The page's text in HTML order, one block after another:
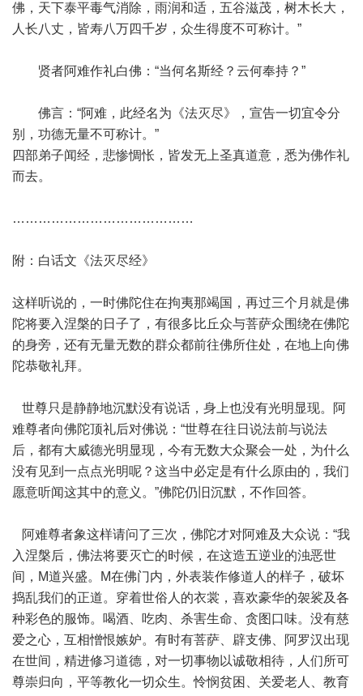
佛，天下泰平毒气消除，雨润和适，五谷滋茂，树木长大，
人长八丈，皆寿八万四千岁，众生得度不可称计。”
贤者阿难作礼白佛：“当何名斯经？云何奉持？”
佛言：“阿难，此经名为《法灭尽》，宣告一切宜令分
别，功德无量不可称计。”
四部弟子闻经，悲惨惆怅，皆发无上圣真道意，悉为佛作礼
而去。
……………………………………
附：白话文《法灭尽经》
这样听说的，一时佛陀住在拘夷那竭国，再过三个月就是佛
陀将要入涅槃的日子了，有很多比丘众与菩萨众围绕在佛陀
的身旁，还有无量无数的群众都前往佛所住处，在地上向佛
陀恭敬礼拜。
世尊只是静静地沉默没有说话，身上也没有光明显现。阿
难尊者向佛陀顶礼后对佛说：“世尊在往日说法前与说法
后，都有大威德光明显现，今有无数大众聚会一处，为什么
没有见到一点点光明呢？这当中必定是有什么原由的，我们
愿意听闻这其中的意义。”佛陀仍旧沉默，不作回答。
阿难尊者象这样请问了三次，佛陀才对阿难及大众说：“我
入涅槃后，佛法将要灭亡的时候，在这造五逆业的浊恶世
间，M道兴盛。M在佛门内，外表装作修道人的样子，破坏
捣乱我们的正道。穿着世俗人的衣裳，喜欢豪华的袈裟及各
种彩色的服饰。喝酒、吃肉、杀害生命、贪图口味。没有慈
爱之心，互相憎恨嫉妒。有时有菩萨、辟支佛、阿罗汉出现
在世间，精进修习道德，对一切事物以诚敬相待，人们所可
尊崇归向，平等教化一切众生。怜悯贫困、关爱老人、教育